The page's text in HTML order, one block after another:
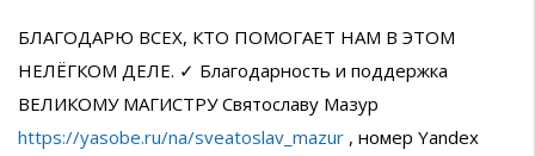
БЛАГОДАРЮ ВСЕХ, КТО ПОМОГАЕТ НАМ В ЭТОМ
НЕЛЁГКОМ ДЕЛЕ. ✓ Благодарность и поддержка
ВЕЛИКОМУ МАГИСТРУ Святославу Мазур
https://yasobe.ru/na/sveatoslav_mazur , номер Yandex